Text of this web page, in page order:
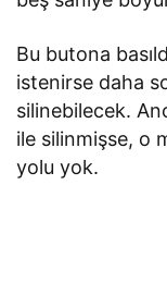
Bu butona
istenirse daha
silinebilecek.
ile silinmişse, o
yolu yok.